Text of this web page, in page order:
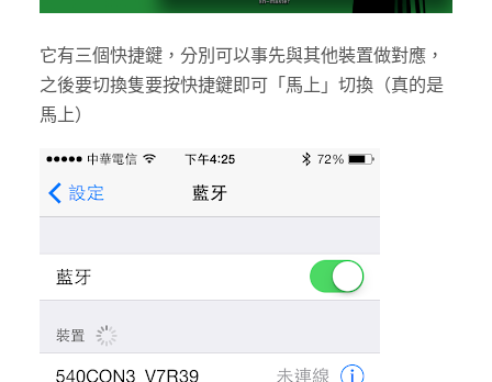
它有三個快捷鍵，分別可以事先與其他裝置做對應，
之後要切換隻要按快捷鍵即可「馬上」切換（真的是
馬上）